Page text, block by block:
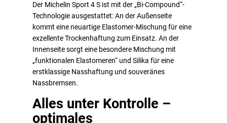
Der Michelin Sport 4 S ist mit der „Bi-Compound“-
Technologie ausgestattet: An der Außenseite
kommt eine neuartige Elastomer-Mischung für eine
exzellente Trockenhaftung zum Einsatz. An der
Innenseite sorgt eine besondere Mischung mit
„funktionalen Elastomeren“ und Silika für eine
erstklassige Nasshaftung und souveränes
Nassbremsen.
Alles unter Kontrolle –
optimales